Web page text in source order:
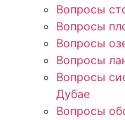
Вопросы
Вопросы
Вопросы
Вопросы
Вопросы
Дубае
Вопросы